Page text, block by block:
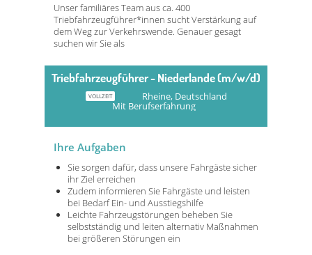
Unser familiäres Team aus ca. 400
Triebfahrzeugführer*innen sucht Verstärkung auf
dem Weg zur Verkehrswende. Genauer gesagt
suchen wir Sie als
Triebfahrzeugführer - Niederlande (m/w/d)
VOLLZEIT Rheine, Deutschland
Mit Berufserfahrung
Ihre Aufgaben
Sie sorgen dafür, dass unsere Fahrgäste sicher
ihr Ziel erreichen
Zudem informieren Sie Fahrgäste und leisten
bei Bedarf Ein- und Ausstiegshilfe
Leichte Fahrzeugstörungen beheben Sie
selbstständig und leiten alternativ Maßnahmen
bei größeren Störungen ein